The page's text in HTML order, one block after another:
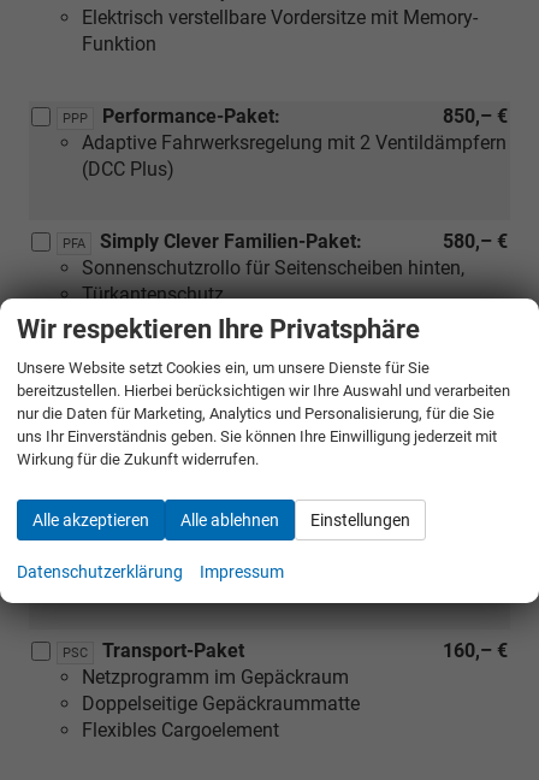
Elektrisch verstellbare Vordersitze mit Memory-
Funktion
PPP 850,– €
Performance-Paket:
Adaptive Fahrwerksregelung mit 2 Ventildämpfern
(DCC Plus)
PFA 580,– €
Simply Clever Familien-Paket:
Sonnenschutzrollo für Seitenscheiben hinten,
Türkantenschutz,
Abfallbehälter für die Türverkleidung,
Tablethalter,
Seitenairbags vorn und hinten sowie Center-
Airbag und Kopfairbags,
Ablagebox an der Mittelkonsole hinten
PTD
Technologie-Paket Plus:
Navigationssystem mit 12,9 Zoll Farb-
Head-Up-Display
PSC 160,– €
Transport-Paket
Netzprogramm im Gepäckraum
Doppelseitige Gepäckraummatte
Flexibles Cargoelement
Wir respektieren Ihre Privatsphäre
Unsere Website setzt Cookies ein, um unsere Dienste für Sie
bereitzustellen. Hierbei berücksichtigen wir Ihre Auswahl und verarbeiten
nur die Daten für Marketing, Analytics und Personalisierung, für die Sie
uns Ihr Einverständnis geben. Sie können Ihre Einwilligung jederzeit mit
Wirkung für die Zukunft widerrufen.
Alle akzeptieren Alle ablehnen Einstellungen
Datenschutzerklärung Impressum